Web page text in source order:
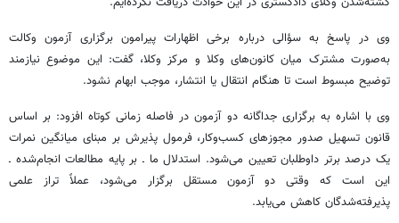
وی در پاسخ به سؤالی درباره برخی اظهارات پیرامون برگزاری آزمون وکالت
به‌صورت مشترک میان کانون‌های وکلا و مرکز وکلا، گفت: این موضوع نیازمند
توضیح مبسوط است تا هنگام انتقال یا انتشار، موجب ابهام نشود.
وی با اشاره به برگزاری جداگانه دو آزمون در فاصله زمانی کوتاه افزود: بر اساس
قانون تسهیل صدور مجوزهای کسب‌وکار، فرمول پذیرش بر مبنای میانگین نمرات
یک درصد برتر داوطلبان تعیین می‌شود. استدلال ما ـ بر پایه مطالعات انجام‌شده ـ
این است که وقتی دو آزمون مستقل برگزار می‌شود، عملاً تراز علمی
پذیرفته‌شدگان کاهش می‌یابد.